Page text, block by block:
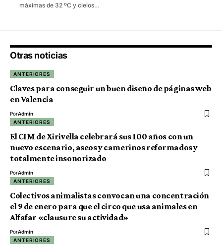
máximas de 32 ºC y cielos…
Otras noticias
ANTERIORES
Claves para conseguir un buen diseño de páginas web
en Valencia
PorAdmin
ANTERIORES
El CIM de Xirivella celebrará sus 100 años con un
nuevo escenario, aseos y camerinos reformados y
totalmente insonorizado
PorAdmin
ANTERIORES
Colectivos animalistas convocan una concentración
el 9 de enero para que el circo que usa animales en
Alfafar «clausure su actividad»
PorAdmin
ANTERIORES